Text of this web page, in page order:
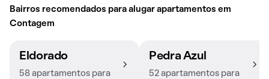
Bairros recomendados para alugar apartamentos em
Contagem
Eldorado
58 apartamentos para
Pedra Azul
52 apartamentos para